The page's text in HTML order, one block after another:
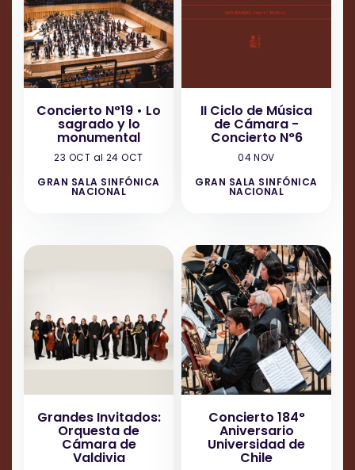
Concierto N°19 • Lo
sagrado y lo
monumental
23 OCT al 24 OCT
GRAN SALA SINFÓNICA
NACIONAL
II Ciclo de Música
de Cámara -
Concierto N°6
04 NOV
GRAN SALA SINFÓNICA
NACIONAL
Grandes Invitados:
Orquesta de
Cámara de
Valdivia
Concierto 184°
Aniversario
Universidad de
Chile